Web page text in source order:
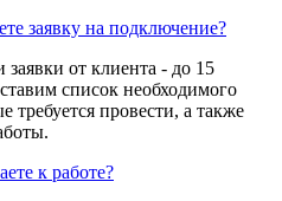
заявку на подключение?
заявки от клиента - до 15
список необходимого
требуется провести, а также
к работе?